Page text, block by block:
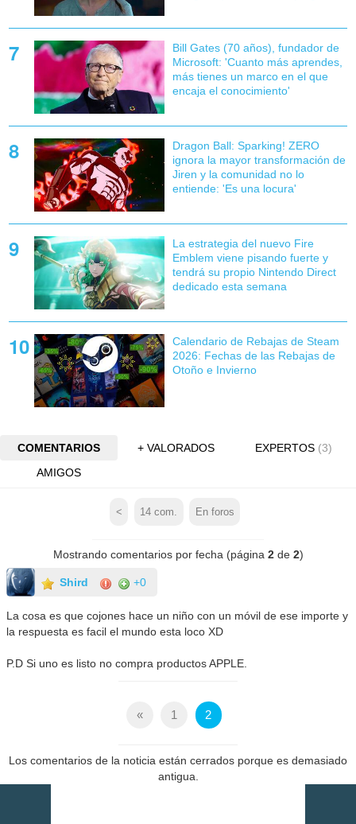
Bill Gates (70 años), fundador de
Microsoft: 'Cuanto más aprendes,
más tienes un marco en el que
encaja el conocimiento'
Dragon Ball: Sparking! ZERO
ignora la mayor transformación de
Jiren y la comunidad no lo
entiende: 'Es una locura'
La estrategia del nuevo Fire
Emblem viene pisando fuerte y
tendrá su propio Nintendo Direct
dedicado esta semana
Calendario de Rebajas de Steam
2026: Fechas de las Rebajas de
Otoño e Invierno
COMENTARIOS + VALORADOS EXPERTOS (3)
AMIGOS
< 14 com. En foros
Mostrando comentarios por fecha (página 2de 2)
Shird +0
La cosa es que cojones hace un niño con un móvil de ese importe y
la respuesta es facil el mundo esta loco XD
P.D Si uno es listo no compra productos APPLE.
« 1 2
Los comentarios de la noticia están cerrados porque es demasiado
antigua.